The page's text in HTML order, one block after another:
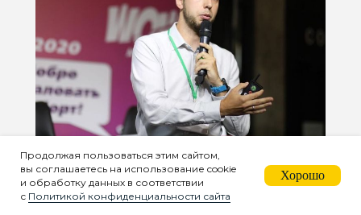
Как застройщику не ошибиться в
выборе CRM
Продолжая пользоваться этим сайтом,
вы соглашаетесь на использование cookie
и обработку данных в соответствии
с Политикой конфиденциальности сайта
Хорошо